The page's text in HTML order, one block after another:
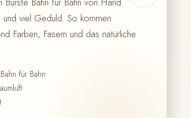
viel Geduld. So kommen
Farben, Fasern und das natürliche
für Bahn